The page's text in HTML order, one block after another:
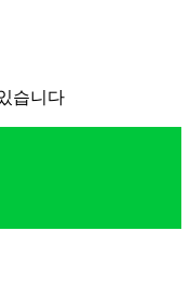
습니다